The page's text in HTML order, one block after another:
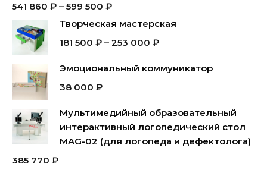
541 860 ₽ – 599 500 ₽
Творческая мастерская
181 500 ₽ – 253 000 ₽
Эмоциональный коммуникатор
38 000 ₽
Мультимедийный образовательный
интерактивный логопедический стол
MAG-02 (для логопеда и дефектолога)
385 770 ₽